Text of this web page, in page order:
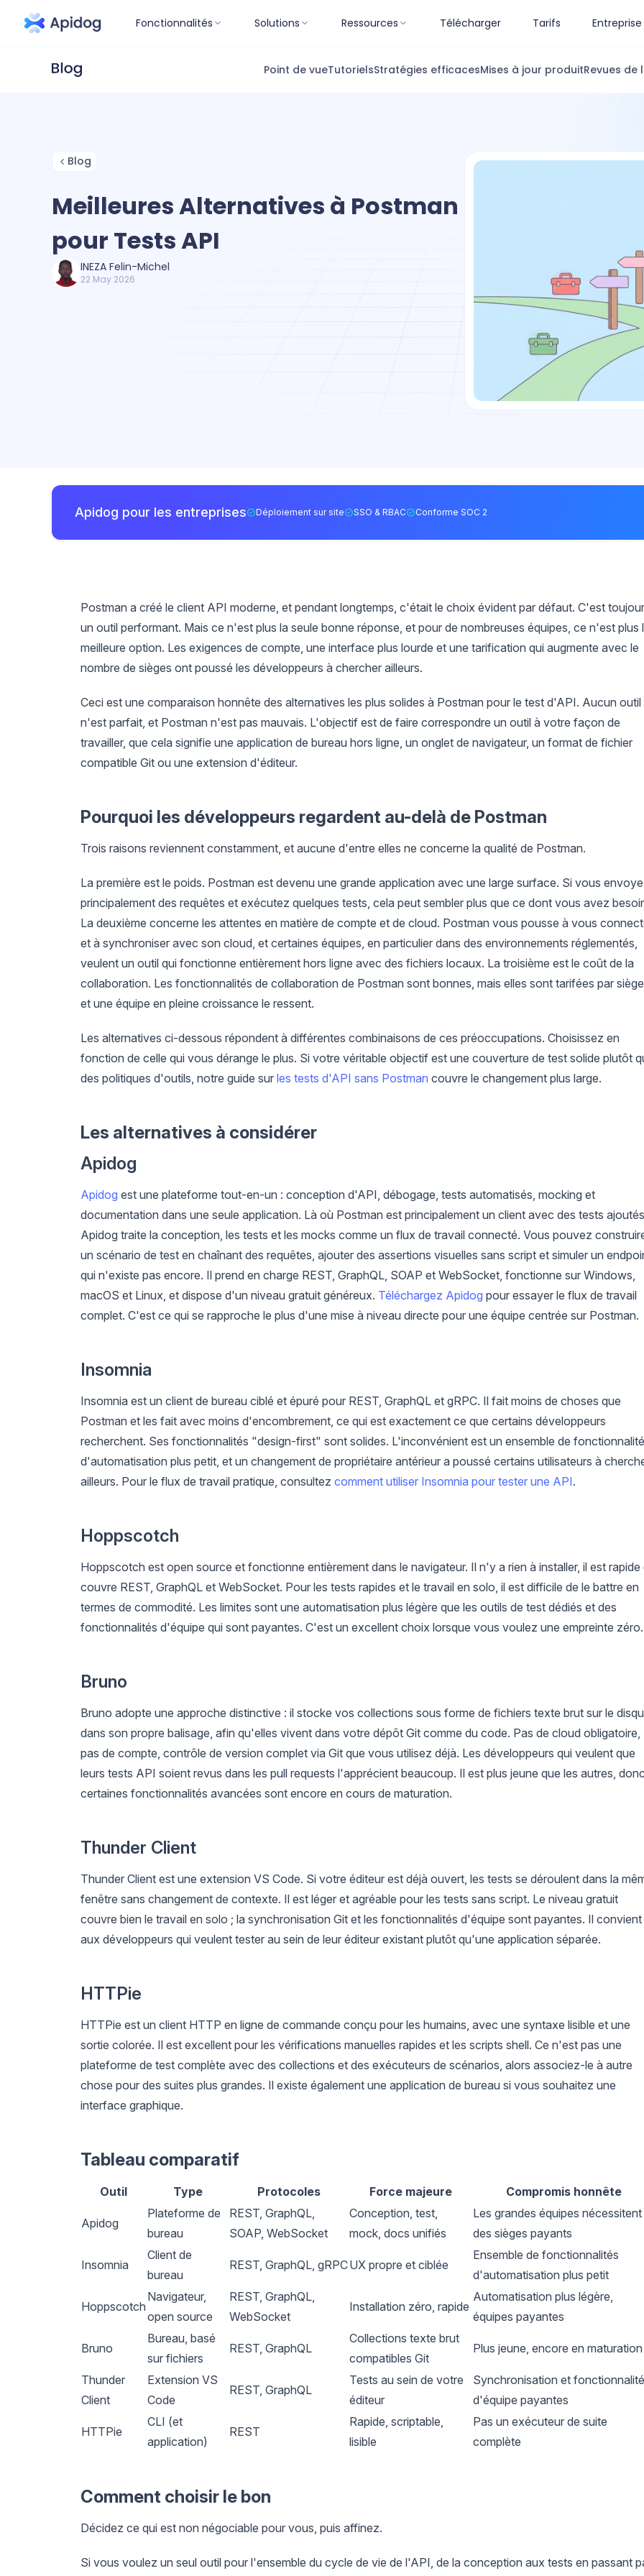
Fonctionnalités Solutions Ressources Télécharger Tarifs Entreprise
Point de vueTutorielsStratégies efficacesMises à jour produitRevues de
Blog
Meilleures Alternatives à Postman
pour Tests API
INEZA Felin-Michel
22 May 2026
Apidog pour les entreprises Déploiement sur site SSO & RBAC Conforme SOC 2
Postman a créé le client API moderne, et pendant longtemps, c'était le choix évident par défaut. C'est
un outil performant. Mais ce n'est plus la seule bonne réponse, et pour de nombreuses équipes, ce n'est plus
meilleure option. Les exigences de compte, une interface plus lourde et une tarification qui augmente avec le
nombre de sièges ont poussé les développeurs à chercher ailleurs.
Ceci est une comparaison honnête des alternatives les plus solides à Postman pour le test d'API. Aucun outil
n'est parfait, et Postman n'est pas mauvais. L'objectif est de faire correspondre un outil à votre façon de
travailler, que cela signifie une application de bureau hors ligne, un onglet de navigateur, un format de fichier
compatible Git ou une extension d'éditeur.
Pourquoi les développeurs regardent au-delà de Postman
Trois raisons reviennent constamment, et aucune d'entre elles ne concerne la qualité de Postman.
La première est le poids. Postman est devenu une grande application avec une large surface. Si vous
principalement des requêtes et exécutez quelques tests, cela peut sembler plus que ce dont vous avez
La deuxième concerne les attentes en matière de compte et de cloud. Postman vous pousse à vous
et à synchroniser avec son cloud, et certaines équipes, en particulier dans des environnements réglementés,
veulent un outil qui fonctionne entièrement hors ligne avec des fichiers locaux. La troisième est le coût de la
collaboration. Les fonctionnalités de collaboration de Postman sont bonnes, mais elles sont tarifées par siège,
et une équipe en pleine croissance le ressent.
Les alternatives ci-dessous répondent à différentes combinaisons de ces préoccupations. Choisissez en
fonction de celle qui vous dérange le plus. Si votre véritable objectif est une couverture de test solide plutôt
des politiques d'outils, notre guide sur les tests d'API sans Postman couvre le changement plus large.
Les alternatives à considérer
Apidog
Apidog est une plateforme tout-en-un : conception d'API, débogage, tests automatisés, mocking et
documentation dans une seule application. Là où Postman est principalement un client avec des tests ajoutés,
Apidog traite la conception, les tests et les mocks comme un flux de travail connecté. Vous pouvez
un scénario de test en chaînant des requêtes, ajouter des assertions visuelles sans script et simuler un
qui n'existe pas encore. Il prend en charge REST, GraphQL, SOAP et WebSocket, fonctionne sur Windows,
macOS et Linux, et dispose d'un niveau gratuit généreux. Téléchargez Apidog pour essayer le flux de travail
complet. C'est ce qui se rapproche le plus d'une mise à niveau directe pour une équipe centrée sur Postman.
Insomnia
Insomnia est un client de bureau ciblé et épuré pour REST, GraphQL et gRPC. Il fait moins de choses que
Postman et les fait avec moins d'encombrement, ce qui est exactement ce que certains développeurs
recherchent. Ses fonctionnalités "design-first" sont solides. L'inconvénient est un ensemble de
d'automatisation plus petit, et un changement de propriétaire antérieur a poussé certains utilisateurs à
ailleurs. Pour le flux de travail pratique, consultez comment utiliser Insomnia pour tester une API.
Hoppscotch
Hoppscotch est open source et fonctionne entièrement dans le navigateur. Il n'y a rien à installer, il est rapide
couvre REST, GraphQL et WebSocket. Pour les tests rapides et le travail en solo, il est difficile de le battre en
termes de commodité. Les limites sont une automatisation plus légère que les outils de test dédiés et des
fonctionnalités d'équipe qui sont payantes. C'est un excellent choix lorsque vous voulez une empreinte zéro.
Bruno
Bruno adopte une approche distinctive : il stocke vos collections sous forme de fichiers texte brut sur le
dans son propre balisage, afin qu'elles vivent dans votre dépôt Git comme du code. Pas de cloud obligatoire,
pas de compte, contrôle de version complet via Git que vous utilisez déjà. Les développeurs qui veulent que
leurs tests API soient revus dans les pull requests l'apprécient beaucoup. Il est plus jeune que les autres, donc
certaines fonctionnalités avancées sont encore en cours de maturation.
Thunder Client
Thunder Client est une extension VS Code. Si votre éditeur est déjà ouvert, les tests se déroulent dans la
fenêtre sans changement de contexte. Il est léger et agréable pour les tests sans script. Le niveau gratuit
couvre bien le travail en solo ; la synchronisation Git et les fonctionnalités d'équipe sont payantes. Il convient
aux développeurs qui veulent tester au sein de leur éditeur existant plutôt qu'une application séparée.
HTTPie
HTTPie est un client HTTP en ligne de commande conçu pour les humains, avec une syntaxe lisible et une
sortie colorée. Il est excellent pour les vérifications manuelles rapides et les scripts shell. Ce n'est pas une
plateforme de test complète avec des collections et des exécuteurs de scénarios, alors associez-le à autre
chose pour des suites plus grandes. Il existe également une application de bureau si vous souhaitez une
interface graphique.
Tableau comparatif
Outil Type Protocoles Force majeure Compromis honnête
Apidog
Plateforme de
bureau
REST, GraphQL,
SOAP, WebSocket
Conception, test,
mock, docs unifiés
Les grandes équipes nécessitent
des sièges payants
Insomnia
Client de
bureau
REST, GraphQL, gRPCUX propre et ciblée
Ensemble de fonctionnalités
d'automatisation plus petit
Hoppscotch
Navigateur,
open source
REST, GraphQL,
WebSocket
Installation zéro, rapide
Automatisation plus légère,
équipes payantes
Bruno
Bureau, basé
sur fichiers
REST, GraphQL
Collections texte brut
compatibles Git
Plus jeune, encore en maturation
Thunder
Client
Extension VS
Code
REST, GraphQL
Tests au sein de votre
éditeur
Synchronisation et
d'équipe payantes
HTTPie
CLI (et
application)
REST
Rapide, scriptable,
lisible
Pas un exécuteur de suite
complète
Comment choisir le bon
Décidez ce qui est non négociable pour vous, puis affinez.
Si vous voulez un seul outil pour l'ensemble du cycle de vie de l'API, de la conception aux tests en passant